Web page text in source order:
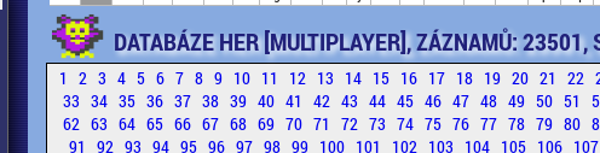
DATABÁZE HER [MULTIPLAYER], ZÁZNAMŮ:
1 2 3 4 5 6 7 8 9 10 11 12 13 14 15 16 17 18 19 20 21 22
33 34 35 36 37 38 39 40 41 42 43 44 45 46 47 48 49 50 51
62 63 64 65 66 67 68 69 70 71 72 73 74 75 76 77 78 79 80
91 92 93 94 95 96 97 98 99 100 101 102 103 104 105 106 107